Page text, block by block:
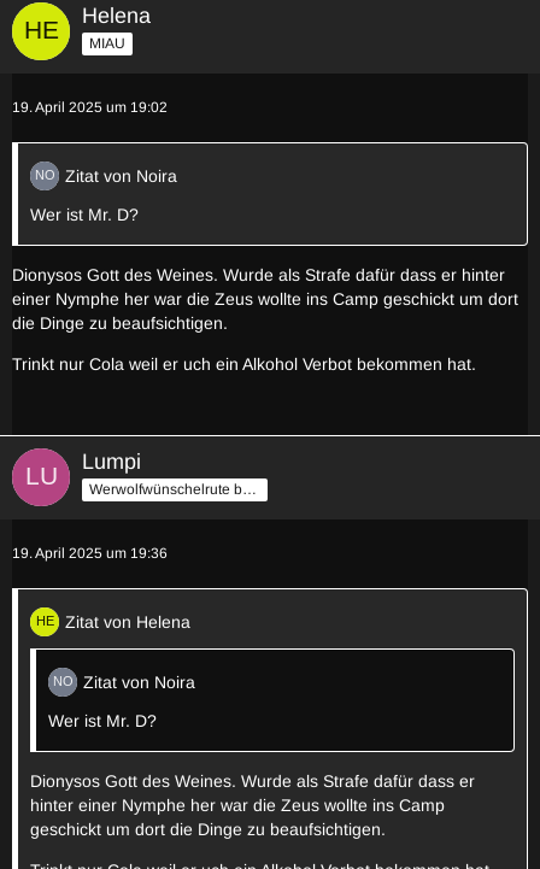
Helena
MIAU
19. April 2025 um 19:02
Zitat von Noira
Wer ist Mr. D?
Dionysos Gott des Weines. Wurde als Strafe dafür dass er hinter
einer Nymphe her war die Zeus wollte ins Camp geschickt um dort
die Dinge zu beaufsichtigen.
Trinkt nur Cola weil er uch ein Alkohol Verbot bekommen hat.
Lumpi
Werwolfwünschelrute by Stilzch
19. April 2025 um 19:36
Zitat von Helena
Zitat von Noira
Wer ist Mr. D?
Dionysos Gott des Weines. Wurde als Strafe dafür dass er
hinter einer Nymphe her war die Zeus wollte ins Camp
geschickt um dort die Dinge zu beaufsichtigen.